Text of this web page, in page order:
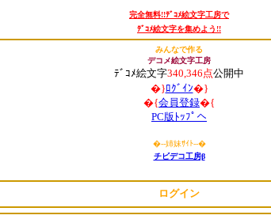
完全無料!!ﾃﾞｺﾒ絵文字工房で
ﾃﾞｺﾒ絵文字を集めよう!!
みんなで作る
デコメ絵文字工房
ﾃﾞｺﾒ絵文字340,346点公開中
�}ﾛｸﾞｲﾝ�}
�{会員登録�{
PC版ﾄｯﾌﾟへ
�--姉妹ｻｲﾄ--�
チビデコ工房β
ログイン